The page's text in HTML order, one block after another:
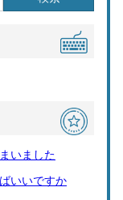
いました
いいですか